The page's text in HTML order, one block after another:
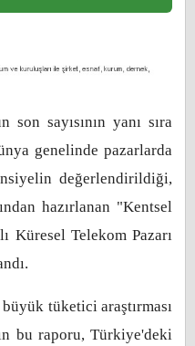
sayısının yanı sıra
genelinde pazarlarda
değerlendirildiği,
hazırlanan "Kentsel
Küresel Telekom Pazarı
tüketici araştırması
bu raporu, Türkiye'deki